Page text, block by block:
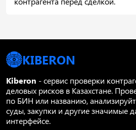
KIBERON
Kiberon - сервис проверки
деловых рисков в Казахстане.
по БИН или названию,
суды, закупки и другие значимые
интерфейсе.